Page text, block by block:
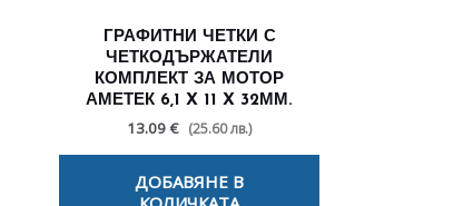
ГРАФИТНИ ЧЕТКИ С
ЧЕТКОДЪРЖАТЕЛИ
КОМПЛЕКТ ЗА МОТОР
АМЕТЕК 6,1 X 11 X 32ММ.
13.09 € (25.60 лв.)
ДОБАВЯНЕ В